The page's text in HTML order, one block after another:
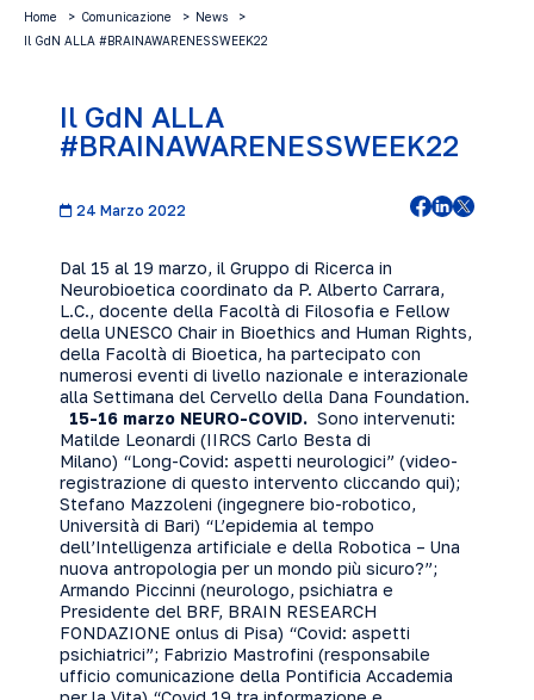
Home Comunicazione
News
Il GdN ALLA #BRAINAWARENESSWEEK22
Il GdN ALLA
#BRAINAWARENESSWEEK22
24 Marzo 2022
Dal 15 al 19 marzo, il Gruppo di Ricerca in
Neurobioetica coordinato da P. Alberto Carrara,
L.C., docente della Facoltà di Filosofia e Fellow
della UNESCO Chair in Bioethics and Human Rights,
della Facoltà di Bioetica, ha partecipato con
numerosi eventi di livello nazionale e interazionale
alla Settimana del Cervello della Dana Foundation.
15-16 marzo NEURO-COVID. Sono intervenuti:
Matilde Leonardi (IIRCS Carlo Besta di
Milano) “Long-Covid: aspetti neurologici” (video-
registrazione di questo intervento cliccando qui);
Stefano Mazzoleni (ingegnere bio-robotico,
Università di Bari) “L’epidemia al tempo
dell’Intelligenza artificiale e della Robotica – Una
nuova antropologia per un mondo più sicuro?”;
Armando Piccinni (neurologo, psichiatra e
Presidente del BRF, BRAIN RESEARCH
FONDAZIONE onlus di Pisa) “Covid: aspetti
psichiatrici”; Fabrizio Mastrofini (responsabile
ufficio comunicazione della Pontificia Accademia